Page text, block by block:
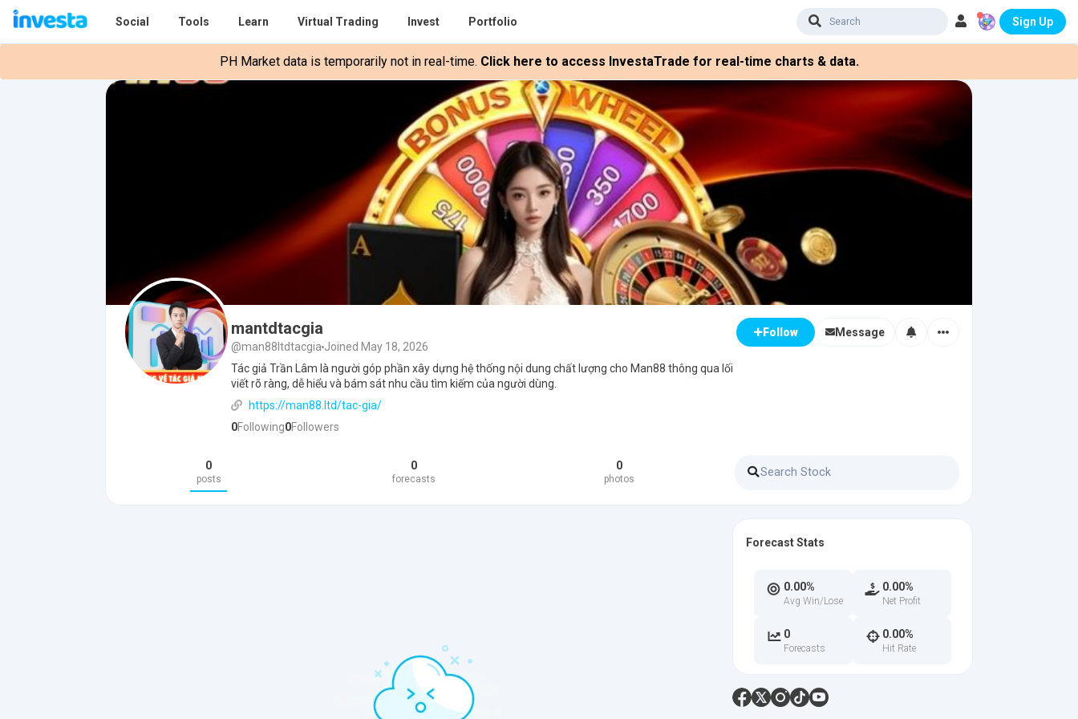
Social Tools Learn Virtual Trading Invest Portfolio Sign Up
PH Market data is temporarily not in real-time. Click here to access InvestaTrade for real-time charts & data.
mantdtacgia
@man88ltdtacgia Joined May 18, 2026
Tác giả Trần Lâm là người góp phần xây dựng hệ thống nội dung chất lượng cho Man88 thông qua lối
viết rõ ràng, dễ hiểu và bám sát nhu cầu tìm kiếm của người dùng.
https://man88.ltd/tac-gia/
0Following0Followers
Follow Message
0
posts
0
forecasts
0
photos
Forecast Stats
0.00%
Avg Win/Lose
0.00%
Net Profit
0
Forecasts
0.00%
Hit Rate